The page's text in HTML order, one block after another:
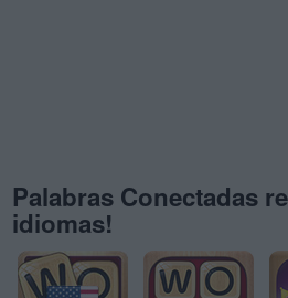
Palabras Conectadas
idiomas!